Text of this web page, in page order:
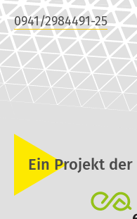
0941/2984491-25
Ein Projekt der